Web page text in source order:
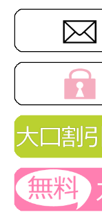
■生地
サマーツイードボーダー
ポリエステル100%
・名札ホール
・透け防止
・吸汗・速乾
・UVカット効果